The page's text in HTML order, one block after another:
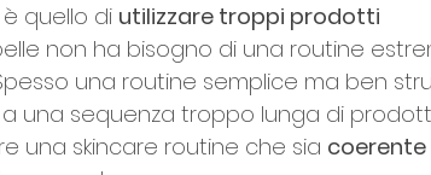
quello di utilizzare troppi prodotti
non ha bisogno di una routine
una routine semplice ma ben
una sequenza troppo lunga di
una skincare routine che sia coerente